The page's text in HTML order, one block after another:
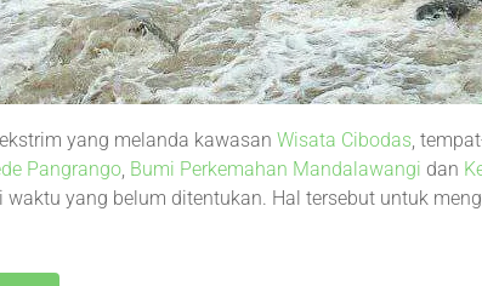
yang melanda kawasan Wisata Cibodas,
Pangrango, Bumi Perkemahan Mandalawangi dan
waktu yang belum ditentukan. Hal tersebut untuk